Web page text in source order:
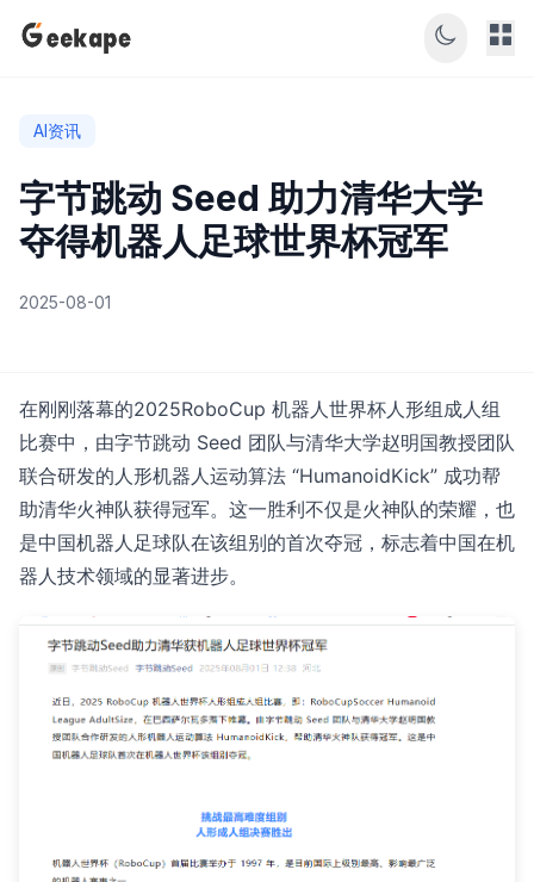
AI资讯
字节跳动 Seed 助力清华大学
夺得机器人足球世界杯冠军
2025-08-01
在刚刚落幕的2025RoboCup 机器人世界杯人形组成人组
比赛中，由字节跳动 Seed 团队与清华大学赵明国教授团队
联合研发的人形机器人运动算法 “HumanoidKick” 成功帮
助清华火神队获得冠军。这一胜利不仅是火神队的荣耀，也
是中国机器人足球队在该组别的首次夺冠，标志着中国在机
器人技术领域的显著进步。